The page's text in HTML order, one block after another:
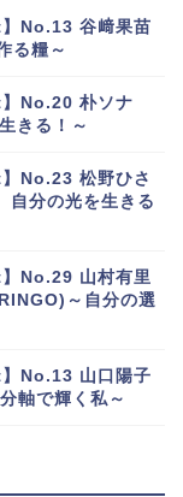
No.13 谷﨑果苗
る糧～
No.20 朴ソナ
きる！～
No.23 松野ひさ
分の光を生きる
No.29 山村有里
～自分の選
No.13 山口陽子
軸で輝く私～